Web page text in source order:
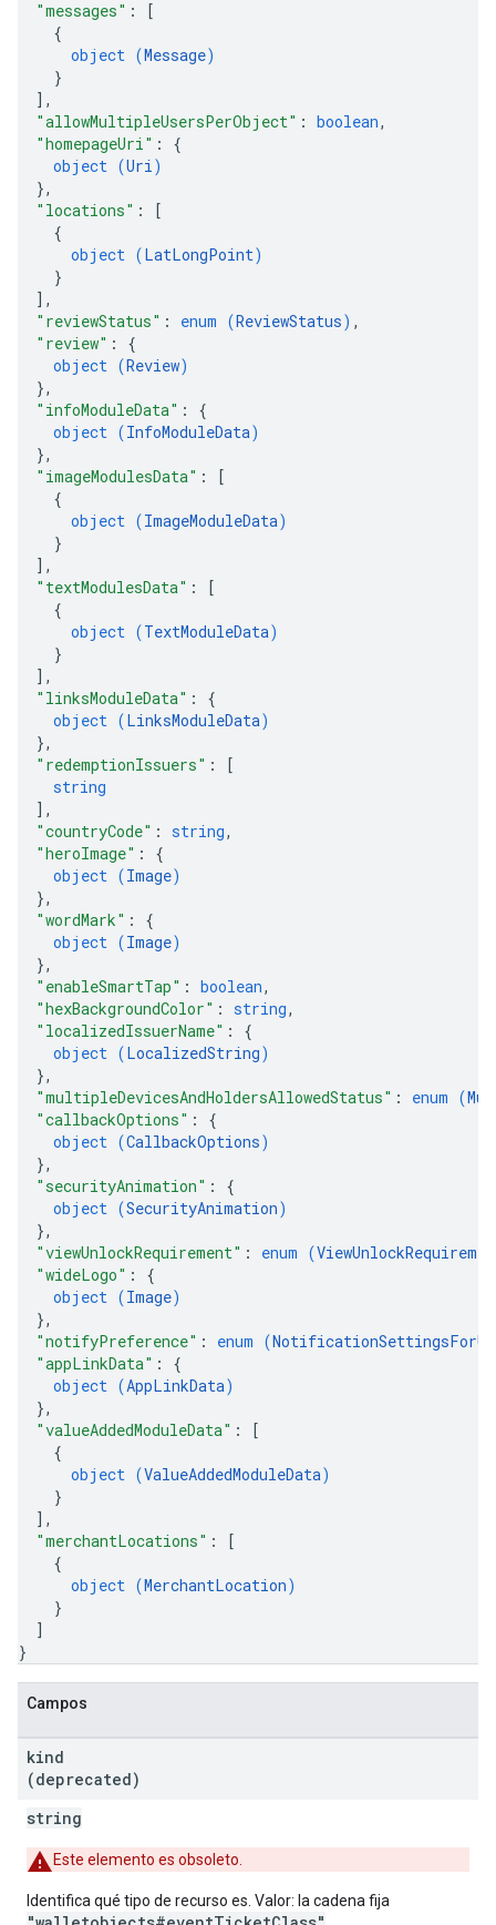
"messages" :
[
{
object (Message)
}
] ,
"allowMultipleUsersPerObject" : boolean,
"homepageUri" : {
object (Uri)
},
"locations" :
[
{
object (LatLongPoint)
}
] ,
"reviewStatus" : enum (ReviewStatus) ,
"review" : {
object (Review)
},
"infoModuleData" : {
object (InfoModuleData)
},
"imageModulesData" :
[
{
object (ImageModuleData)
}
] ,
"textModulesData" :
[
{
object (TextModuleData)
}
] ,
"linksModuleData" : {
object (LinksModuleData)
},
"redemptionIssuers" :
[
string
] ,
"countryCode" : string,
"heroImage" : {
object (Image)
},
"wordMark" : {
object (Image)
},
"enableSmartTap" : boolean,
"hexBackgroundColor" : string,
"localizedIssuerName" : {
object (LocalizedString)
},
"multipleDevicesAndHoldersAllowedStatus" : enum (
"callbackOptions" : {
object (CallbackOptions)
},
"securityAnimation" : {
object (SecurityAnimation)
},
"viewUnlockRequirement" : enum (
"wideLogo" : {
object (Image)
},
"notifyPreference" : enum (
"appLinkData" : {
object (AppLinkData)
},
"valueAddedModuleData" :
[
{
object (ValueAddedModuleData)
}
] ,
"merchantLocations" :
[
{
object (MerchantLocation)
}
]
}
Campos
kind
(deprecated)
string
Este elemento es obsoleto.
Identifica qué tipo de recurso es. Valor: la cadena fija